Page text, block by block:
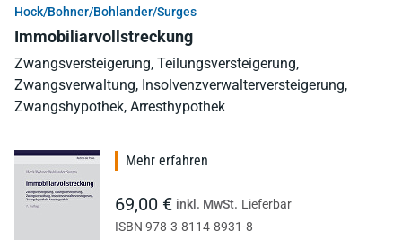
Hock/Bohner/Bohlander/Surges
Immobiliarvollstreckung
Zwangsversteigerung, Teilungsversteigerung,
Zwangsverwaltung, Insolvenzverwalterversteigerung,
Zwangshypothek, Arresthypothek
Mehr erfahren
69,00 € inkl. MwSt. Lieferbar
ISBN 978-3-8114-8931-8